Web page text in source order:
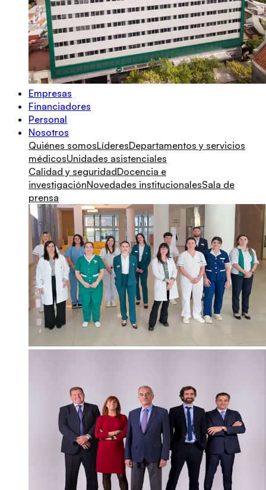
Empresas
Financiadores
Personal
Nosotros
Quiénes somosLíderesDepartamentos y servicios
médicosUnidades asistenciales
Calidad y seguridadDocencia e
investigaciónNovedades institucionalesSala de
prensa